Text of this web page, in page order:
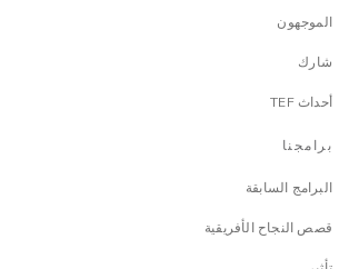
الموجهون
شارك
أحداث TEF
برامجنا
البرامج السابقة
قصص النجاح الأفريقية